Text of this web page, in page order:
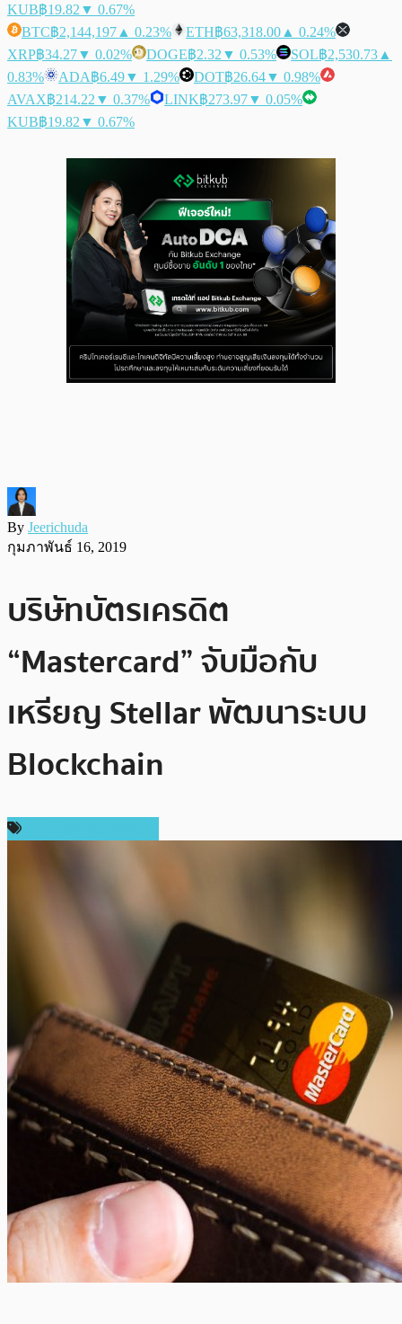
KUB฿19.82 ▼ 0.67%
BTC฿2,144,197 ▲ 0.23% ETH฿63,318.00 ▲ 0.24%
XRP฿34.27▼ 0.02% DOGE฿2.32 ▼ 0.53% SOL฿2,530.73 ▲
0.83%
ADA฿6.49▼ 1.29% DOT฿26.64▼ 0.98%
AVAX฿214.22 ▼ 0.37% LINK฿273.97▼ 0.05%
KUB฿19.82 ▼ 0.67%
By Jeerichuda
กุมภาพันธ์ 16, 2019
บริษัทบัตรเครดิต
“Mastercard” จับมือกับ
เหรียญ Stellar พัฒนาระบบ
Blockchain